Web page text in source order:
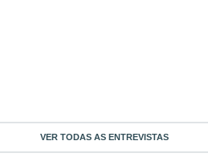
VER TODAS AS ENTREVISTAS